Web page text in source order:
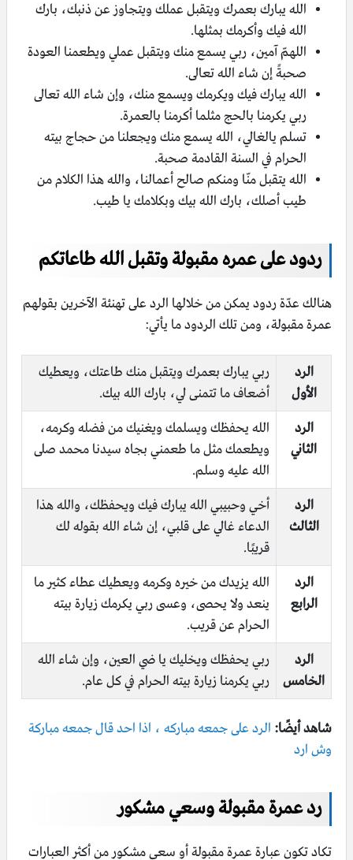
الله يبارك بعمرك ويتقبل عملك ويتجاوز عن ذنبك، بارك
الله فيك وأكرمك بمثلها.
اللهمّ آمين، ربي يسمع منك ويتقبل عملي ويطعمنا العودة
صحبةً إن شاء الله تعالى.
الله يبارك فيك ويكرمك ويسمع منك، وإن شاء الله تعالى
ربي يكرمنا بالحج مثلما أكرمنا بالعمرة.
تسلم يالغالي، الله يسمع منك ويجعلنا من حجاج بيته
الحرام في السنة القادمة صحبة.
الله يتقبل منّا ومنكم صالح أعمالنا، والله هذا الكلام من
طيب أصلك، بارك الله بيك وبكلامك يا طيب.
ردود على عمره مقبولة وتقبل الله طاعاتكم
هنالك عدّة ردود يمكن من خلالها الرد على تهنئة الآخرين بقولهم
عمرة مقبولة، ومن تلك الردود ما يأتي:
الرد
الأول
ربي يبارك بعمرك ويتقبل منك طاعتك، ويعطيك
أضعاف ما تتمنى لي، بارك الله بيك.
الرد
الثاني
الله يحفظك ويسلمك ويغنيك من فضله وكرمه،
ويطعمك مثل ما طعمني بجاه سيدنا محمد صلى
الله عليه وسلم.
الرد
الثالث
أخي وحبيبي الله يبارك فيك ويحفظك، والله هذا
الدعاء غالي على قلبي، إن شاء الله بقوله لك
قريبًا.
الرد
الرابع
الله يزيدك من خيره وكرمه ويعطيك عطاء كثير ما
ينعد ولا يحصى، وعسى ربي يكرمك زيارة بيته
الحرام عن قريب.
الرد
الخامس
ربي يحفظك ويخليك يا ضي العين، وإن شاء الله
ربي يكرمنا زيارة بيته الحرام في كل عام.
شاهد أيضًا: الرد على جمعه مباركه ، اذا احد قال جمعه مباركة
وش ارد
رد عمرة مقبولة وسعي مشكور
تكاد تكون عبارة عمرة مقبولة أو سعي مشكور من أكثر العبارات